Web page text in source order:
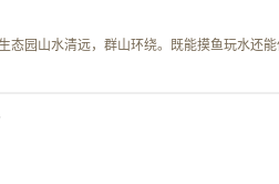
态园山水清远，群山环绕。既能摸鱼玩水还